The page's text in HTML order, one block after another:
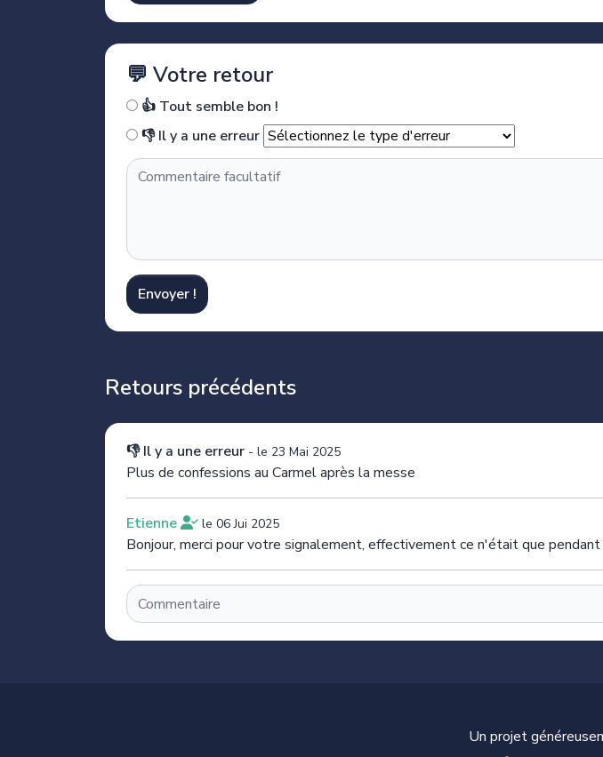
💬 Votre retour
👍 Tout semble bon !
👎 Il y a une erreur
Envoyer !
Retours précédents
👎 Il y a une erreur - le 23 Mai 2025
Plus de confessions au Carmel après la messe
Etienne le 06 Jui 2025
Bonjour, merci pour votre signalement, effectivement ce n'était que
Un projet